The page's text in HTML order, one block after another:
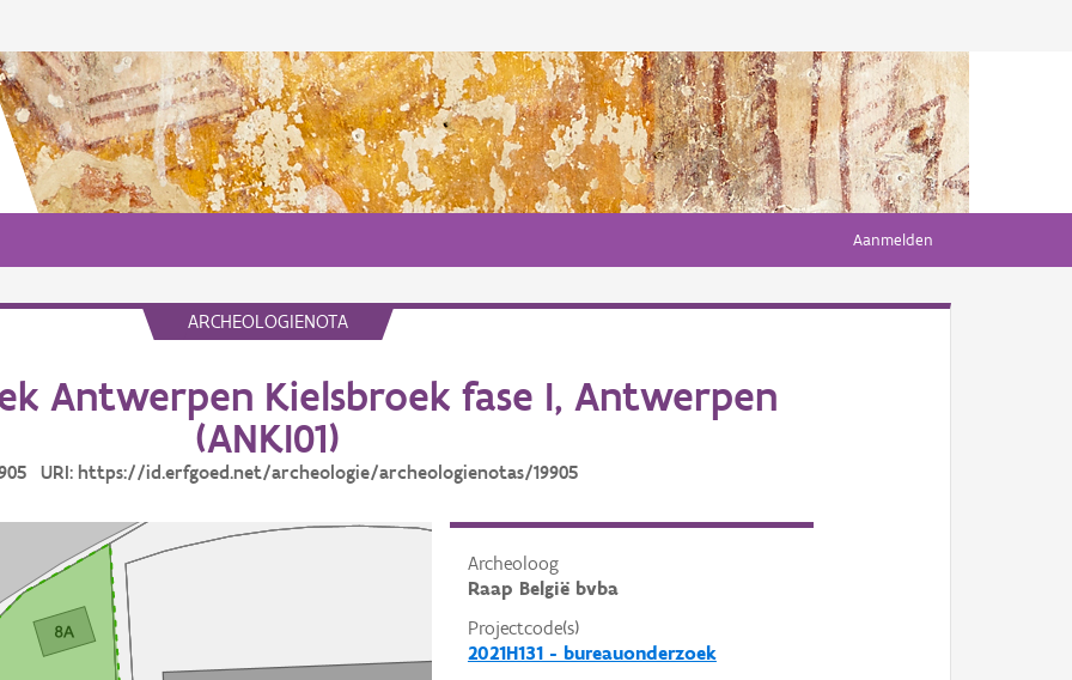
Aanmelden
ARCHEOLOGIENOTA
Antwerpen Kielsbroek fase I, Antwerpen
(ANKI01)
URI: https://id.erfgoed.net/archeologie/archeologienotas/19905
Archeoloog
Raap België bvba
Projectcode(s)
2021H131 - bureauonderzoek